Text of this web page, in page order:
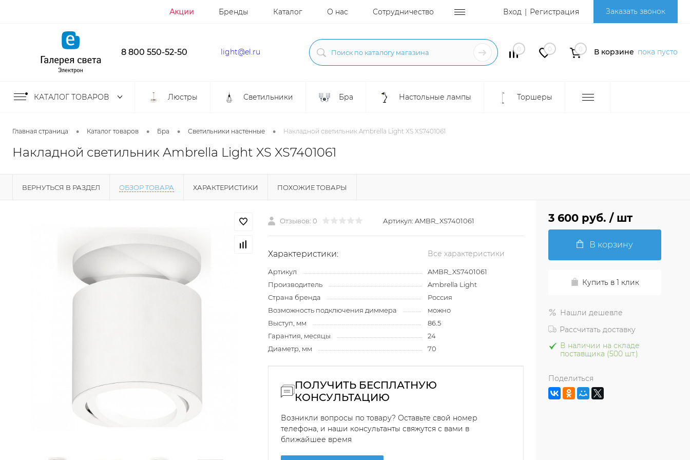
Акции Бренды Каталог О нас Сотрудничество Вход Регистрация Заказать звонок
8 800 550-52-50 light@el.ru 0 0 0 В корзине пока пусто
КАТАЛОГ ТОВАРОВ Люстры Светильники Бра Настольные лампы Торшеры
Главная страница • Каталог товаров • Бра • Светильники настенные • Накладной светильник Ambrella Light XS XS7401061
Накладной светильник Ambrella Light XS XS7401061
ВЕРНУТЬСЯ В РАЗДЕЛ ОБЗОР ТОВАРА ХАРАКТЕРИСТИКИ ПОХОЖИЕ ТОВАРЫ
Отзывов: 0 Артикул: AMBR_XS7401061
Характеристики: Все характеристики
Артикул
AMBR_XS7401061
Производитель
Ambrella Light
Страна бренда
Россия
Возможность подключения диммера
можно
Выступ, мм
86.5
Гарантия, месяцы
24
Диаметр, мм
70
ПОЛУЧИТЬ БЕСПЛАТНУЮ
КОНСУЛЬТАЦИЮ
Возникли вопросы по товару? Оставьте свой номер
телефона, и наши консультанты свяжутся с вами в
ближайшее время
3 600 руб. / шт
В корзину
Купить в 1 клик
Нашли дешевле
Рассчитать доставку
В наличии на складе
поставщика (500 шт.)
Поделиться